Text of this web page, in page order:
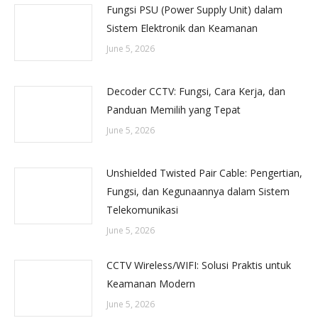
Fungsi PSU (Power Supply Unit) dalam
Sistem Elektronik dan Keamanan
June 5, 2026
Decoder CCTV: Fungsi, Cara Kerja, dan
Panduan Memilih yang Tepat
June 5, 2026
Unshielded Twisted Pair Cable: Pengertian,
Fungsi, dan Kegunaannya dalam Sistem
Telekomunikasi
June 5, 2026
CCTV Wireless/WIFI: Solusi Praktis untuk
Keamanan Modern
June 5, 2026